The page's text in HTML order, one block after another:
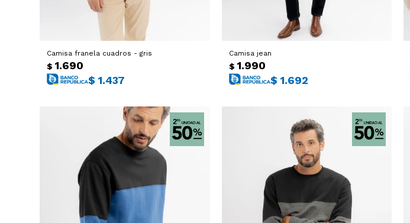
Camisa franela cuadros - gris
$ 1.690
$ 1.437
Camisa jean
$ 1.990
$ 1.692